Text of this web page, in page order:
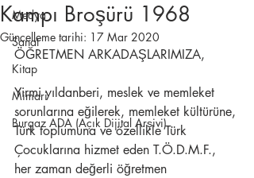
Medya
Sanat
Kitap
Mimari
Burgaz ADA (Açık Dijital Arşivi)
Kampı Broşürü 1968
Güncelleme tarihi: 17 Mar 2020
ÖĞRETMEN ARKADAŞLARIMIZA,
Yirmi yıldanberi, meslek ve memleket
sorunlarına eğilerek, memleket kültürüne,
Türk toplumuna ve özellikle Türk
Çocuklarına hizmet eden T.Ö.D.M.F.,
her zaman değerli öğretmen